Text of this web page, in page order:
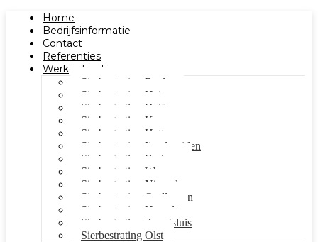
Home
Bedrijfsinformatie
Contact
Referenties
Werkgebied
Sierbestrating Raalte
Sierbestrating Heino
Sierbestrating Dalfsen
Sierbestrating Kampen
Sierbestrating Hattem
Sierbestrating Ijsselmuiden
Sierbestrating Berkum
Sierbestrating Wezep
Sierbestrating Nieuwleusen
Sierbestrating Oudleusen
Sierbestrating Hasselt
Sierbestrating Zwartsluis
Sierbestrating Olst